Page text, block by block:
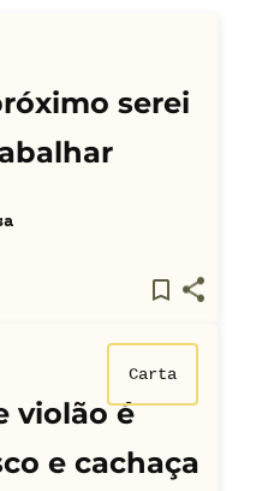
serei
Carta
violão é
e cachaça